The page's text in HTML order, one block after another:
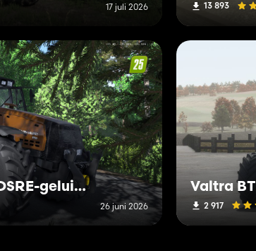
17 juli 2026 13 893
Realistisch Sisu_634_DSRE-geluid (Prefab)
26 juni 2026
Valtra BT
2 917